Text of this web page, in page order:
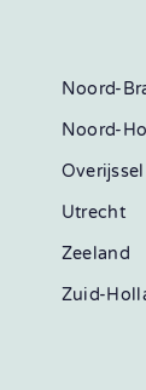
Noord-
Noord-
Overijssel
Utrecht
Zeeland
Zuid-